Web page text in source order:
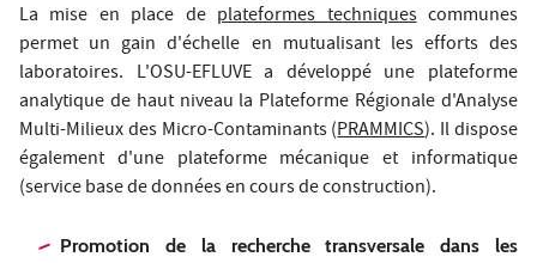
La mise en place de plateformes techniquescommunes
permet un gain d'échelle en mutualisant les efforts des
laboratoires. L'OSU-EFLUVE a développé une plateforme
analytique de haut niveau la Plateforme Régionale d'Analyse
Multi-Milieux des Micro-Contaminants (PRAMMICS). Il dispose
également d'une plateforme mécanique et informatique
(service base de données en cours de construction).
Promotion de la recherche transversale dans les